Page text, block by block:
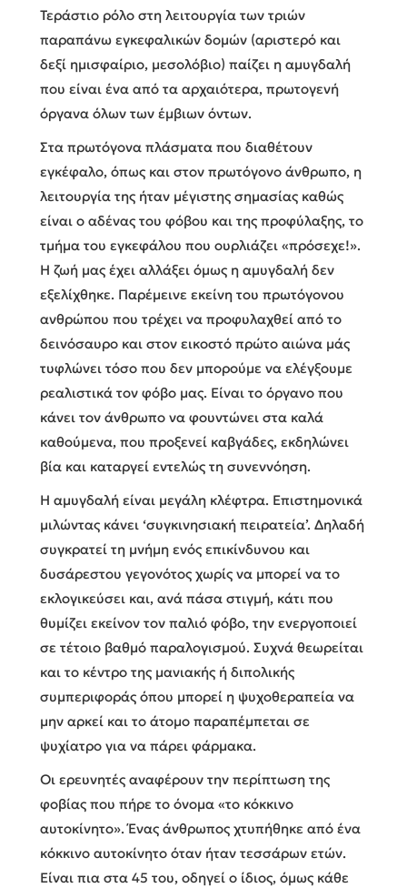
Τεράστιο ρόλο στη λειτουργία των τριών
παραπάνω εγκεφαλικών δομών (αριστερό και
δεξί ημισφαίριο, μεσολόβιο) παίζει η αμυγδαλή
που είναι ένα από τα αρχαιότερα, πρωτογενή
όργανα όλων των έμβιων όντων.
Στα πρωτόγονα πλάσματα που διαθέτουν
εγκέφαλο, όπως και στον πρωτόγονο άνθρωπο, η
λειτουργία της ήταν μέγιστης σημασίας καθώς
είναι ο αδένας του φόβου και της προφύλαξης, το
τμήμα του εγκεφάλου που ουρλιάζει «πρόσεχε!».
Η ζωή μας έχει αλλάξει όμως η αμυγδαλή δεν
εξελίχθηκε. Παρέμεινε εκείνη του πρωτόγονου
ανθρώπου που τρέχει να προφυλαχθεί από το
δεινόσαυρο και στον εικοστό πρώτο αιώνα μάς
τυφλώνει τόσο που δεν μπορούμε να ελέγξουμε
ρεαλιστικά τον φόβο μας. Είναι το όργανο που
κάνει τον άνθρωπο να φουντώνει στα καλά
καθούμενα, που προξενεί καβγάδες, εκδηλώνει
βία και καταργεί εντελώς τη συνεννόηση.
Η αμυγδαλή είναι μεγάλη κλέφτρα. Επιστημονικά
μιλώντας κάνει ‘συγκινησιακή πειρατεία’. Δηλαδή
συγκρατεί τη μνήμη ενός επικίνδυνου και
δυσάρεστου γεγονότος χωρίς να μπορεί να το
εκλογικεύσει και, ανά πάσα στιγμή, κάτι που
θυμίζει εκείνον τον παλιό φόβο, την ενεργοποιεί
σε τέτοιο βαθμό παραλογισμού. Συχνά θεωρείται
και το κέντρο της μανιακής ή διπολικής
συμπεριφοράς όπου μπορεί η ψυχοθεραπεία να
μην αρκεί και το άτομο παραπέμπεται σε
ψυχίατρο για να πάρει φάρμακα.
Οι ερευνητές αναφέρουν την περίπτωση της
φοβίας που πήρε το όνομα «το κόκκινο
αυτοκίνητο». Ένας άνθρωπος χτυπήθηκε από ένα
κόκκινο αυτοκίνητο όταν ήταν τεσσάρων ετών.
Είναι πια στα 45 του, οδηγεί ο ίδιος, όμως κάθε